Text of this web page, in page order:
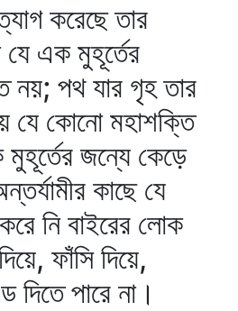
করেছে তার
এক মুহূর্তের
নয়; পথ যার গৃহ তার
কোনো মহাশক্তি
জন্যে কেড়ে
কাছে যে
নি বাইরের লোক
ফাঁসি দিয়ে,
পারে না।